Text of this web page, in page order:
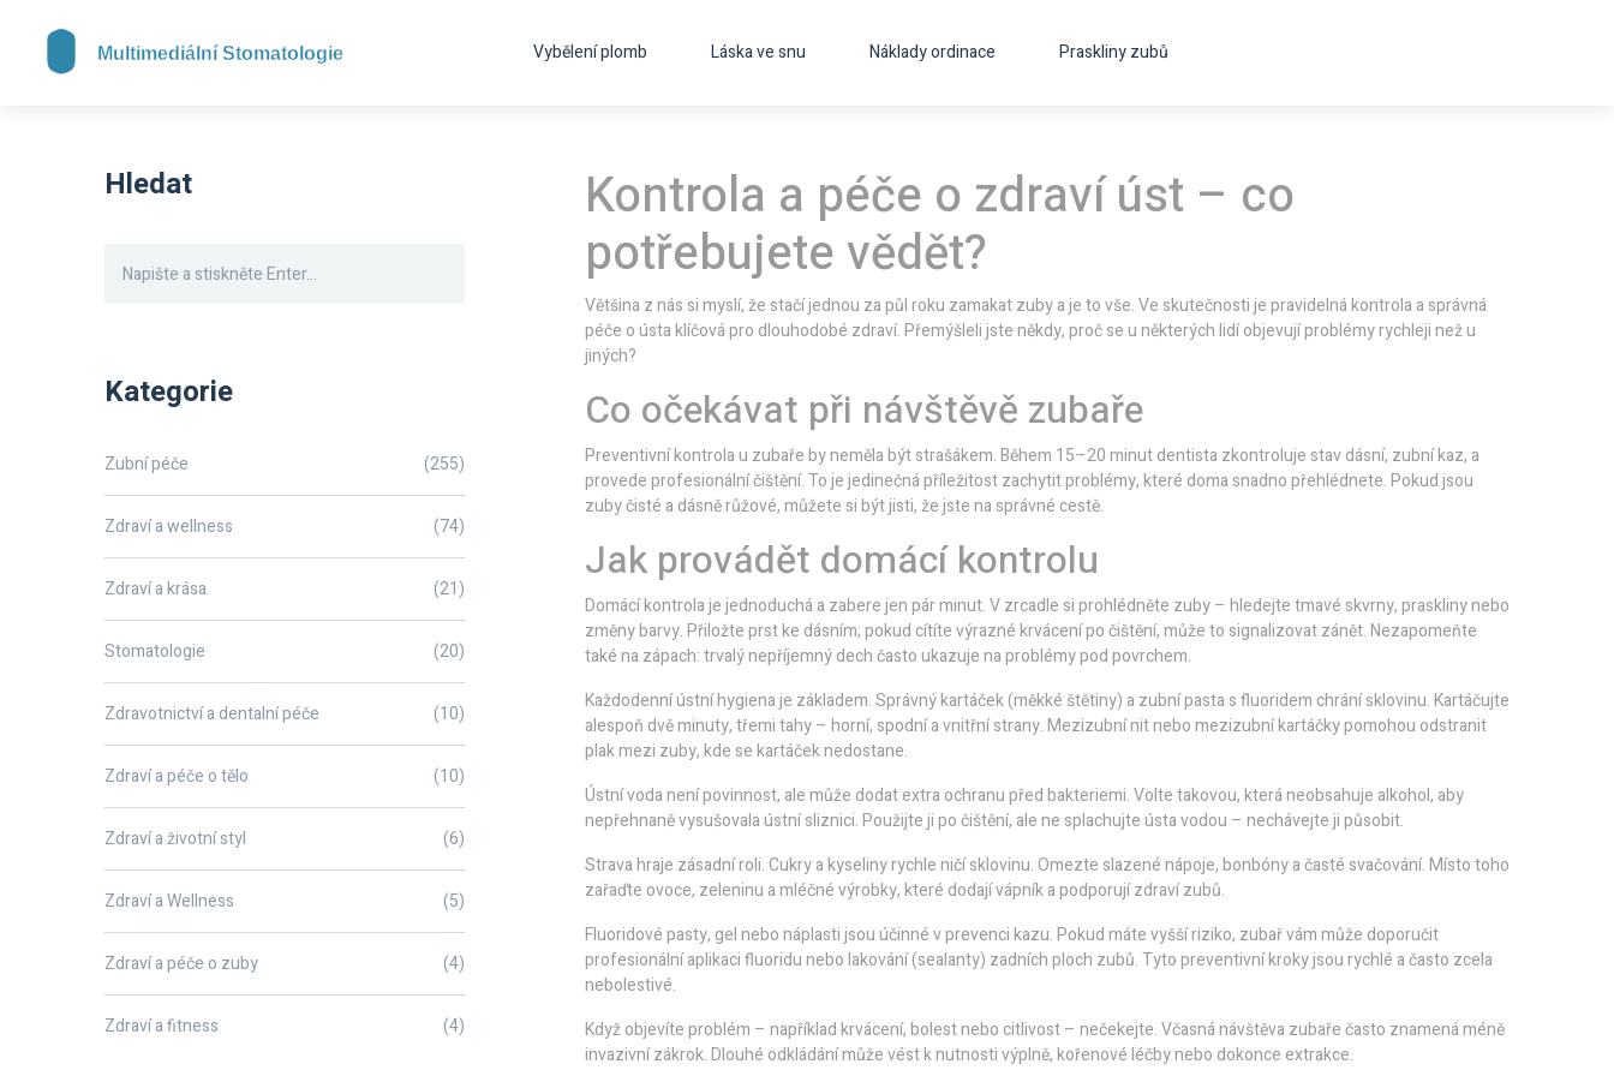
Vybělení plomb Láska ve snu Náklady ordinace Praskliny zubů
Kontrola a péče o zdraví úst – co
potřebujete vědět?
Většina z nás si myslí, že stačí jednou za půl roku zamakat zuby a je to vše. Ve skutečnosti je pravidelná kontrola a správná
péče o ústa klíčová pro dlouhodobé zdraví. Přemýšleli jste někdy, proč se u některých lidí objevují problémy rychleji než u
jiných?
Co očekávat při návštěvě zubaře
Preventivní kontrola u zubaře by neměla být strašákem. Během 15–20 minut dentista zkontroluje stav dásní, zubní kaz, a
provede profesionální čištění. To je jedinečná příležitost zachytit problémy, které doma snadno přehlédnete. Pokud jsou
zuby čisté a dásně růžové, můžete si být jisti, že jste na správné cestě.
Jak provádět domácí kontrolu
Domácí kontrola je jednoduchá a zabere jen pár minut. V zrcadle si prohlédněte zuby – hledejte tmavé skvrny, praskliny nebo
změny barvy. Přiložte prst ke dásním; pokud cítíte výrazné krvácení po čištění, může to signalizovat zánět. Nezapomeňte
také na zápach: trvalý nepříjemný dech často ukazuje na problémy pod povrchem.
Každodenní ústní hygiena je základem. Správný kartáček (měkké štětiny) a zubní pasta s fluoridem chrání sklovinu. Kartáčujte
alespoň dvě minuty, třemi tahy – horní, spodní a vnitřní strany. Mezizubní nit nebo mezizubní kartáčky pomohou odstranit
plak mezi zuby, kde se kartáček nedostane.
Ústní voda není povinnost, ale může dodat extra ochranu před bakteriemi. Volte takovou, která neobsahuje alkohol, aby
nepřehnaně vysušovala ústní sliznici. Použijte ji po čištění, ale ne splachujte ústa vodou – nechávejte ji působit.
Strava hraje zásadní roli. Cukry a kyseliny rychle ničí sklovinu. Omezte slazené nápoje, bonbóny a časté svačování. Místo toho
zařaďte ovoce, zeleninu a mléčné výrobky, které dodají vápník a podporují zdraví zubů.
Fluoridové pasty, gel nebo náplasti jsou účinné v prevenci kazu. Pokud máte vyšší riziko, zubař vám může doporučit
profesionální aplikaci fluoridu nebo lakování (sealanty) zadních ploch zubů. Tyto preventivní kroky jsou rychlé a často zcela
nebolestivé.
Když objevíte problém – například krvácení, bolest nebo citlivost – nečekejte. Včasná návštěva zubaře často znamená méně
invazivní zákrok. Dlouhé odkládání může vést k nutnosti výplně, kořenové léčby nebo dokonce extrakce.
Hledat
Kategorie
Zubní péče (255)
Zdraví a wellness (74)
Zdraví a krása (21)
Stomatologie (20)
Zdravotnictví a dentalní péče (10)
Zdraví a péče o tělo (10)
Zdraví a životní styl (6)
Zdraví a Wellness (5)
Zdraví a péče o zuby (4)
Zdraví a fitness (4)